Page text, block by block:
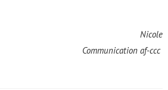
Nicole
Communication af-ccc